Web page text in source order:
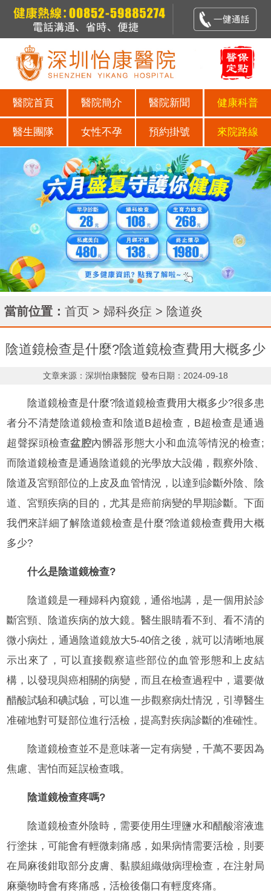
醫院首頁 醫院簡介 醫院新聞 健康科普
醫生團隊 女性不孕 預約掛號 來院路線
當前位置： 首页 > 婦科炎症 > 陰道炎
陰道鏡檢查是什麼?陰道鏡檢查費用大概多少
文章来源：深圳怡康醫院 發布日期：2024-09-18
陰道鏡檢查是什麼?陰道鏡檢查費用大概多少?很多患
者分不清楚陰道鏡檢查和陰道B超檢查，B超檢查是通過
超聲探頭檢查盆腔內髒器形態大小和血流等情況的檢查;
而陰道鏡檢查是通過陰道鏡的光學放大設備，觀察外陰、
陰道及宮頸部位的上皮及血管情況，以達到診斷外陰、陰
道、宮頸疾病的目的，尤其是癌前病變的早期診斷。下面
我們來詳細了解陰道鏡檢查是什麼?陰道鏡檢查費用大概
多少?
什么是陰道鏡檢查?
陰道鏡是一種婦科內窺鏡，通俗地講，是一個用於診
斷宮頸、陰道疾病的放大鏡。醫生眼睛看不到、看不清的
微小病灶，通過陰道鏡放大5-40倍之後，就可以清晰地展
示出來了，可以直接觀察這些部位的血管形態和上皮結
構，以發現與癌相關的病變，而且在檢查過程中，還要做
醋酸試驗和碘試驗，可以進一步觀察病灶情況，引導醫生
准確地對可疑部位進行活檢，提高對疾病診斷的准確性。
陰道鏡檢查並不是意味著一定有病變，千萬不要因為
焦慮、害怕而延誤檢查哦。
陰道鏡檢查疼嗎?
陰道鏡檢查外陰時，需要使用生理鹽水和醋酸溶液進
行塗抹，可能會有輕微刺痛感，如果病情需要活檢，則要
在局麻後鉗取部分皮膚、黏膜組織做病理檢查，在注射局
麻藥物時會有疼痛感，活檢後傷口有輕度疼痛。